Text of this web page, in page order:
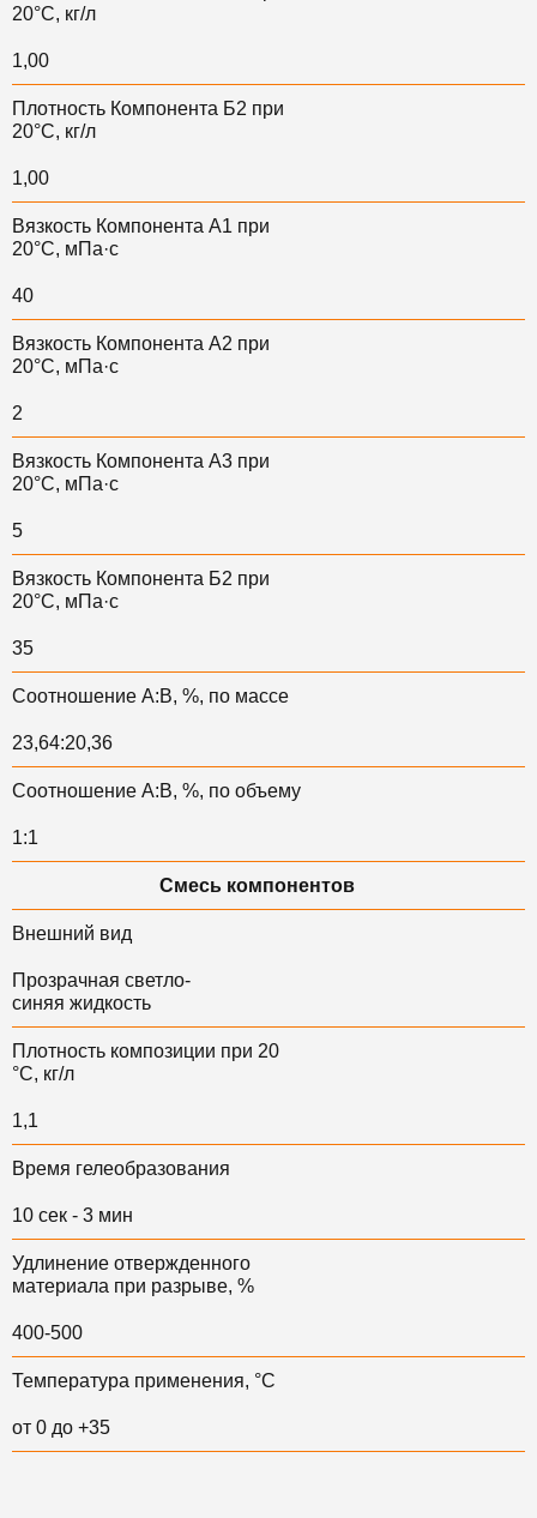
20°С, кг/л
1,00
Плотность Компонента Б2 при
20°С, кг/л
1,00
Вязкость Компонента А1 при
20°С, мПа·с
40
Вязкость Компонента А2 при
20°С, мПа·с
2
Вязкость Компонента А3 при
20°С, мПа·с
5
Вязкость Компонента Б2 при
20°С, мПа·с
35
Соотношение А:В, %, по массе
23,64:20,36
Соотношение А:В, %, по объему
1:1
Смесь компонентов
Внешний вид
Прозрачная светло-
синяя жидкость
Плотность композиции при 20
°С, кг/л
1,1
Время гелеобразования
10 сек - 3 мин
Удлинение отвержденного
материала при разрыве, %
400-500
Температура применения, °С
от 0 до +35